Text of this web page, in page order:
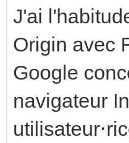
J'ai
Origin avec
Google
navigateur